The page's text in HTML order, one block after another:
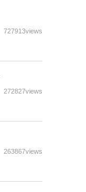
727913views
272827views
263867views